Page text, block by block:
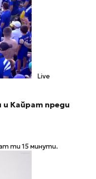
Live
и Кайрат преди
ти 15 минути.